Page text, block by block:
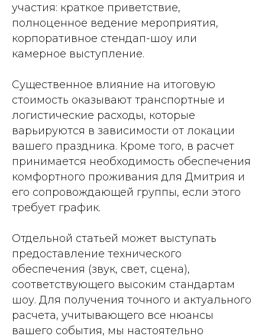
участия: краткое приветствие,
полноценное ведение мероприятия,
корпоративное стендап-шоу или
камерное выступление.
Существенное влияние на итоговую
стоимость оказывают транспортные и
логистические расходы, которые
варьируются в зависимости от локации
вашего праздника. Кроме того, в расчет
принимается необходимость обеспечения
комфортного проживания для Дмитрия и
его сопровождающей группы, если этого
требует график.
Отдельной статьей может выступать
предоставление технического
обеспечения (звук, свет, сцена),
соответствующего высоким стандартам
шоу. Для получения точного и актуального
расчета, учитывающего все нюансы
вашего события, мы настоятельно